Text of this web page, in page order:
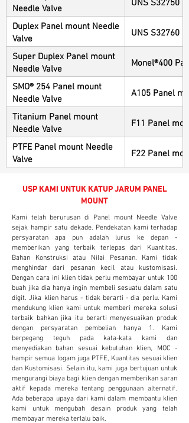
Needle Valve
Duplex Panel mount Needle
Valve
UNS S32760
Super Duplex Panel mount
Needle Valve
Monel®400
SMO® 254 Panel mount
Needle Valve
A105 Panel
Titanium Panel mount
Needle Valve
F11 Panel
PTFE Panel mount Needle
Valve
F22 Panel
USP KAMI UNTUK KATUP JARUM PANEL
MOUNT
Kami telah berurusan di Panel mount Needle Valve
sejak hampir satu dekade. Pendekatan kami terhadap
persyaratan apa pun adalah lurus ke depan -
memberikan yang terbaik terlepas dari Kuantitas,
Bahan Konstruksi atau Nilai Pesanan. Kami tidak
menghindar dari pesanan kecil atau kustomisasi.
Dengan cara ini klien tidak perlu membayar untuk 100
buah jika dia hanya ingin membeli sesuatu dalam satu
digit. Jika klien harus - tidak berarti - dia perlu. Kami
mendukung klien kami untuk memberi mereka solusi
terbaik bahkan jika itu berarti menyesuaikan produk
dengan persyaratan pembelian hanya 1. Kami
berpegang teguh pada kata-kata kami dan
menyediakan bahan sesuai kebutuhan klien, MOC -
hampir semua logam juga PTFE, Kuantitas sesuai klien
dan Kustomisasi. Selain itu, kami juga bertujuan untuk
mengurangi biaya bagi klien dengan memberikan saran
aktif kepada mereka tentang penggunaan alternatif.
Ada beberapa upaya dari kami dalam membantu klien
kami untuk mengubah desain produk yang telah
membayar mereka terlalu baik.